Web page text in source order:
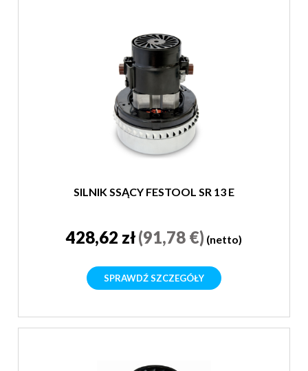
SILNIK SSĄCY FESTOOL SR 13 E
428,62 zł(91,78 €) (netto)
SPRAWDŹ SZCZEGÓŁY